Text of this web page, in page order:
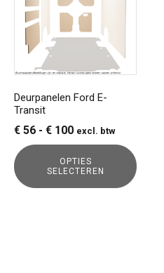
Deurpanelen Ford E-
Transit
€ 56 - € 100Prijsklasse:
€ 56
tot
excl. btw
OPTIES
SELECTEREN
meerdere
variaties.
Deze
kan
gekozen
worden
op
de
productpagina